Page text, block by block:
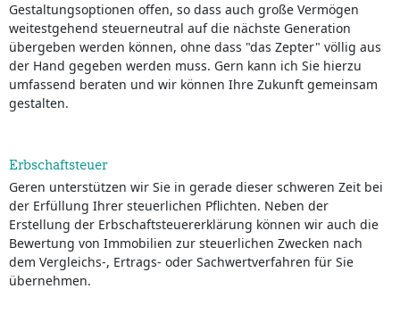
Gestaltungsoptionen offen, so dass auch große Vermögen
weitestgehend steuerneutral auf die nächste Generation
übergeben werden können, ohne dass "das Zepter" völlig aus
der Hand gegeben werden muss. Gern kann ich Sie hierzu
umfassend beraten und wir können Ihre Zukunft gemeinsam
gestalten.
Erbschaftsteuer
Geren unterstützen wir Sie in gerade dieser schweren Zeit bei
der Erfüllung Ihrer steuerlichen Pflichten. Neben der
Erstellung der Erbschaftsteuererklärung können wir auch die
Bewertung von Immobilien zur steuerlichen Zwecken nach
dem Vergleichs-, Ertrags- oder Sachwertverfahren für Sie
übernehmen.